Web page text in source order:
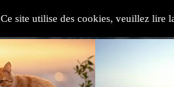
Ce site utilise des cookies, veuillez lire